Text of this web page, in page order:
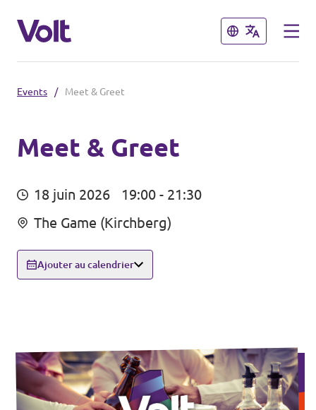
Fermer
Choisir une langue
Volt dans d'autres pays
🇩🇪 Volt Deutschland
🇵🇹 Volt Portugal
🇳🇱 Volt Nederland
Fermer
Personnes
Events / Meet & Greet
Meet & Greet
18 juin 2026
19:00 - 21:30
The Game (Kirchberg)
Ajouter au calendrier